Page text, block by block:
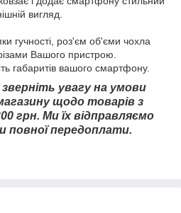
вигляд.
гучності, роз'єм об'єми чохла
Вашого пристрою.
габаритів вашого смартфону.
увагу на умови
щодо товарів з
грн. Ми їх відправляємо
повної передоплати.